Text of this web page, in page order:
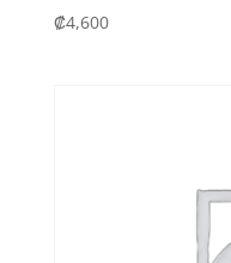
₡4,600